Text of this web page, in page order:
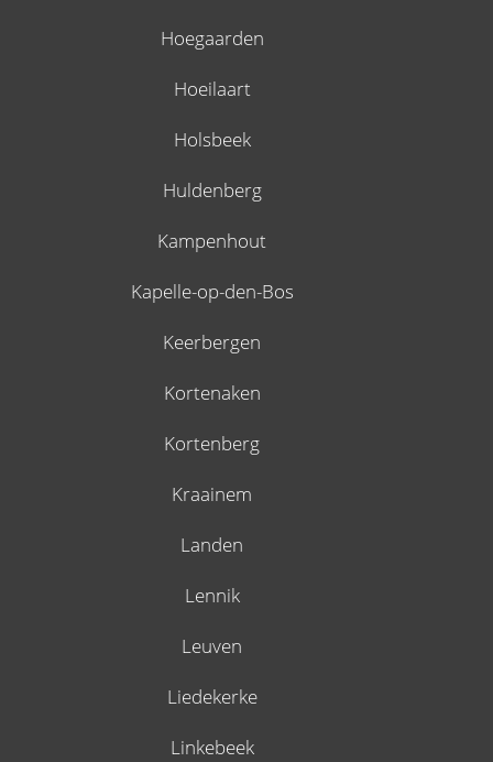
Hoegaarden
Hoeilaart
Holsbeek
Huldenberg
Kampenhout
Kapelle-op-den-Bos
Keerbergen
Kortenaken
Kortenberg
Kraainem
Landen
Lennik
Leuven
Liedekerke
Linkebeek